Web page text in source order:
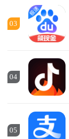
03
04
05